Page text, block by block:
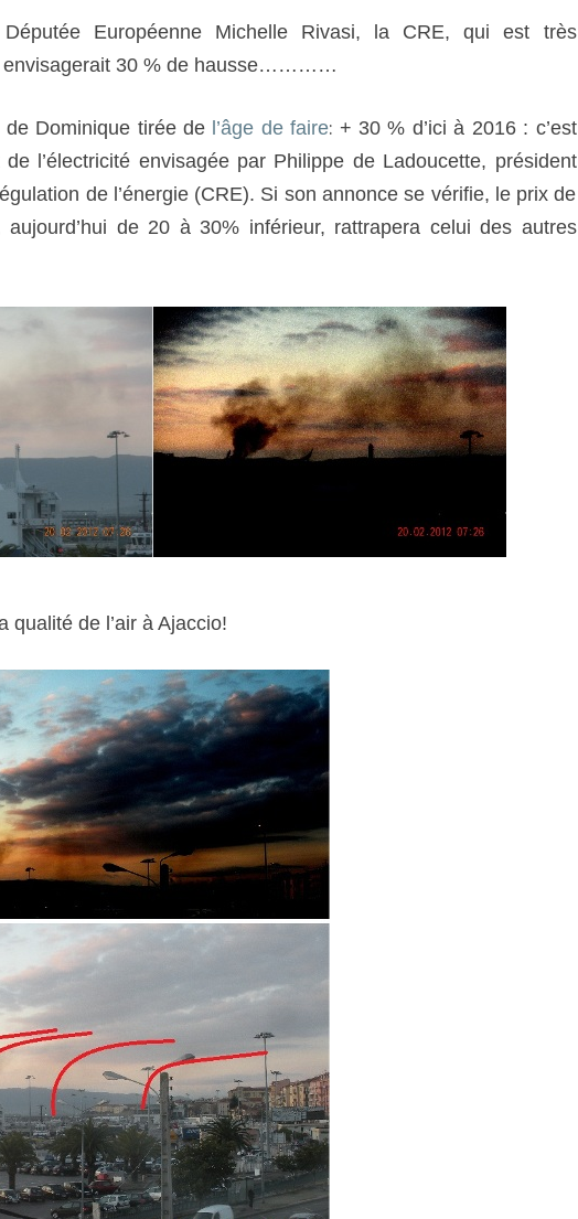
Européenne Michelle Rivasi, la CRE, qui est très
envisagerait 30 % de hausse…………
Dominique tirée de l’âge de faire: + 30 % d’ici à 2016 : c’est
de l’électricité envisagée par Philippe de Ladoucette, président
de l’énergie (CRE). Si son annonce se vérifie, le prix de
aujourd’hui de 20 à 30% inférieur, rattrapera celui des autres
qualité de l’air à Ajaccio!